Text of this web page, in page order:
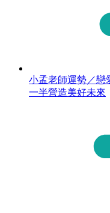
小孟老師運勢／戀
一半營造美好未來